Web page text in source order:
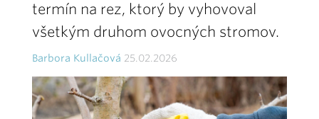
termín na rez, ktorý by vyhovoval
všetkým druhom ovocných stromov.
Barbora Kullačová 25.02.2026